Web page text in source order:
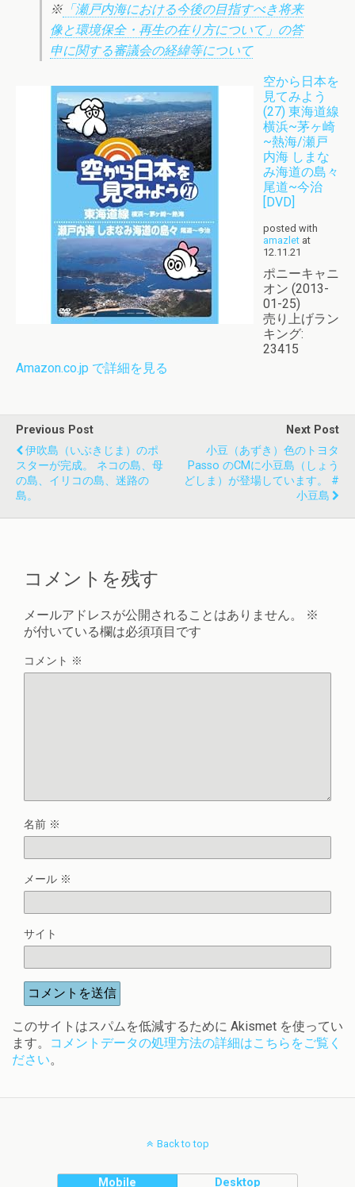
※ 「瀬戸内海における今後の目指すべき将来
像と環境保全・再生の在り方について」の答
申に関する審議会の経緯等について
空から日本を
見てみよう
(27) 東海道線
横浜~茅ヶ崎
~熱海/瀬戸
内海 しまな
み海道の島々
尾道~今治
[DVD]
posted with
amazlet at
12.11.21
ポニーキャニ
オン (2013-
01-25)
売り上げラン
キング:
23415
Amazon.co.jp で詳細を見る
Previous Post
伊吹島（いぶきじま）のポ
スターが完成。 ネコの島、母
の島、イリコの島、迷路の
島。
Next Post
小豆（あずき）色のトヨタ
Passo のCMに小豆島（しょう
どしま）が登場しています。 #
小豆島
コメントを残す
メールアドレスが公開されることはありません。
※
が付いている欄は必須項目です
コメント ※
名前 ※
メール ※
サイト
このサイトはスパムを低減するために Akismet を使ってい
ます。
コメントデータの処理方法の詳細はこちらをご覧く
ださい。
Back to top
Mobile Desktop